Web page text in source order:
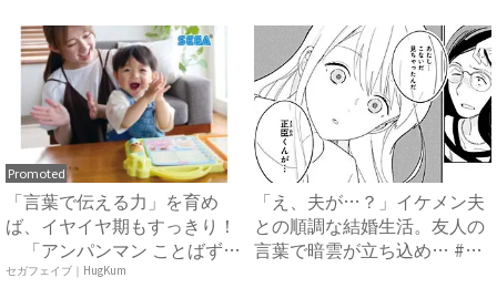
Promoted
「言葉で伝える力」を育め
ば、イヤイヤ期もすっきり！
「アンパンマン ことばずか
ん...
セガフェイブ｜HugKum
「え、夫が…？」イケメン夫
との順調な結婚生活。友人の
言葉で暗雲が立ち込め… #